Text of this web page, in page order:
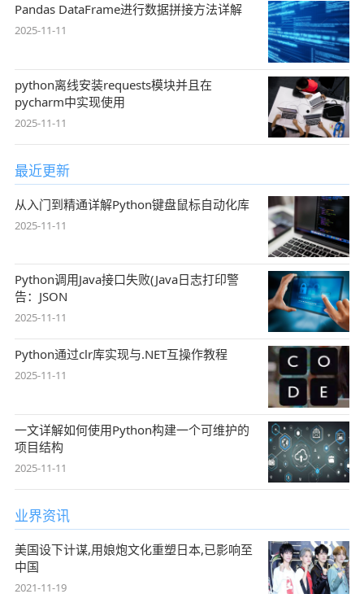
Pandas DataFrame进行数据拼接方法详解
2025-11-11
python离线安装requests模块并且在
pycharm中实现使用
2025-11-11
最近更新
从入门到精通详解Python键盘鼠标自动化库
2025-11-11
Python调用Java接口失败(Java日志打印警
告：JSON
2025-11-11
Python通过clr库实现与.NET互操作教程
2025-11-11
一文详解如何使用Python构建一个可维护的
项目结构
2025-11-11
业界资讯
美国设下计谋,用娘炮文化重塑日本,已影响至
中国
2021-11-19